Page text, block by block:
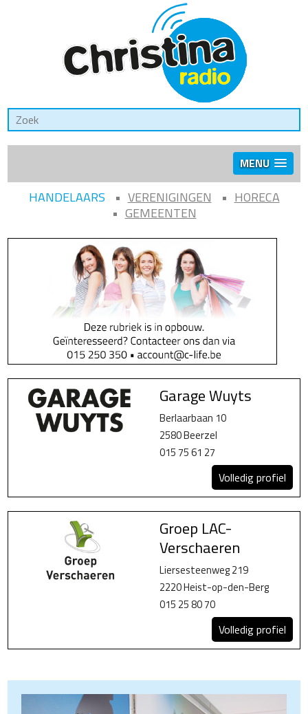
MENU
HANDELAARS VERENIGINGEN
HORECA
GEMEENTEN
Garage Wuyts
Berlaarbaan 10
2580 Beerzel
015 75 61 27
Volledig profiel
Groep LAC-
Verschaeren
Liersesteenweg 219
2220 Heist-op-den-Berg
015 25 80 70
Volledig profiel